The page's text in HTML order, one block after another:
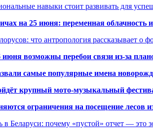
навыки стоит развивать для
на 25 июня: переменная облачность
что антропология рассказывает о
возможны перебои связи из-за
самые популярные имена
крупный мото-музыкальный
ограничения на посещение лесов
в Беларуси: почему «пустой» отчет — это